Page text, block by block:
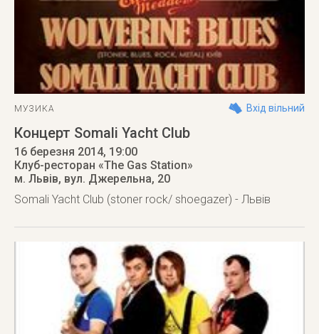
МУЗИКА Вхід вільний
Концерт Somali Yacht Club
16 березня 2014, 19:00
Клуб-ресторан «The Gas Station»
м. Львів, вул. Джерельна, 20
Somali Yacht Club (stoner rock/ shoegazer) - Львів